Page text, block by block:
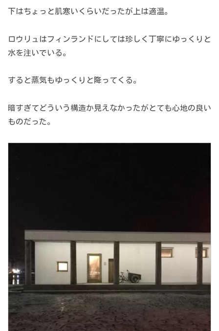
下はちょっと肌寒いくらいだったが上は適温。
ロウリュはフィンランドにしては珍しく丁寧にゆっくりと
水を注いでいる。
すると蒸気もゆっくりと降ってくる。
暗すぎてどういう構造か見えなかったがとても心地の良い
ものだった。